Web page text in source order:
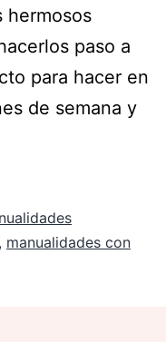
hermosos
paso a
para hacer en
de semana y
, manualidades con